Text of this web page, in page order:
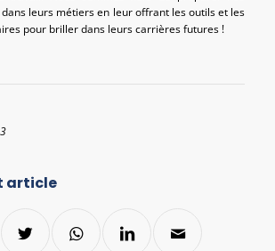
leurs métiers en leur offrant les outils et les
pour briller dans leurs carrières futures !
article